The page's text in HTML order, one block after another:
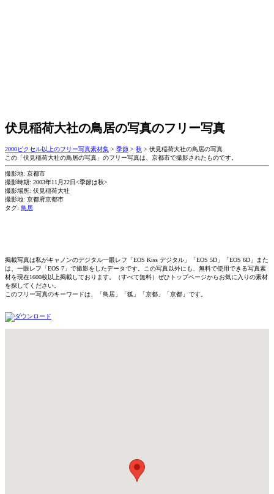
伏見稲荷大社の鳥居の写真のフリー写真
2000ピクセル以上のフリー写真素材集 > 季節 > 秋 > 伏見稲荷大社の鳥居の写真
この「伏見稲荷大社の鳥居の写真」のフリー写真は、京都市で撮影されたものです。
撮影地: 京都市
撮影時期: 2003年11月22日<季節は秋>
撮影場所: 伏見稲荷大社
撮影地: 京都府京都市
タグ: 鳥居
掲載写真は私がキャノンのデジタル一眼レフ「EOS Kiss デジタル」「EOS 5D」「EOS 6D」また
は、一眼レフ「EOS 7」で撮影をしたデータです。この写真以外にも、無料で使用できる写真素
材を現在1600枚以上掲載しております。（すべて無料）ぜひトップページからお気に入りの素材
を探してください。
このフリー写真のキーワードは、「鳥居」「狐」「京都」「京都」です。